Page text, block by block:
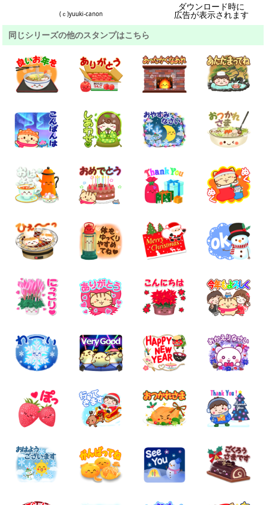
(ｃ)yuuki-canon
ダウンロード時に
広告が表示されます
同じシリーズの他のスタンプはこちら